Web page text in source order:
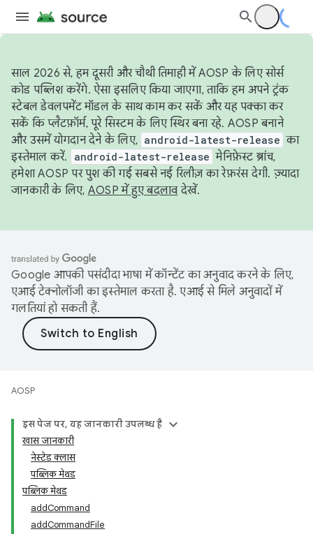
साल 2026 से, हम दूसरी और चौथी तिमाही में AOSP के लिए सोर्स
कोड पब्लिश करेंगे. ऐसा इसलिए किया जाएगा, ताकि हम अपने ट्रंक
स्टेबल डेवलपमेंट मॉडल के साथ काम कर सकें और यह पक्का कर
सकें कि प्लैटफ़ॉर्म, पूरे सिस्टम के लिए स्थिर बना रहे. AOSP बनाने
और उसमें योगदान देने के लिए, android-latest-release का
इस्तेमाल करें.
android-latest-release मेनिफ़ेस्ट ब्रांच,
हमेशा AOSP पर पुश की गई सबसे नई रिलीज़ का रेफ़रंस देगी. ज़्यादा
जानकारी के लिए, AOSP में हुए बदलावदेखें.
Google आपकी पसंदीदा भाषा में कॉन्टेंट का अनुवाद करने के लिए,
एआई टेक्नोलॉजी का इस्तेमाल करता है. एआई से मिले अनुवादों में
गलतियां हो सकती हैं.
AOSP
इस पेज पर, यह जानकारी उपलब्ध है
खास जानकारी
नेस्टेड क्लास
पब्लिक मेथड
पब्लिक मेथड
addCommand
addCommandFile